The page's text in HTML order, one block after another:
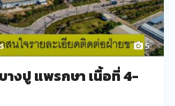
5
างปู แพรกษา เนื้อที่ 4-